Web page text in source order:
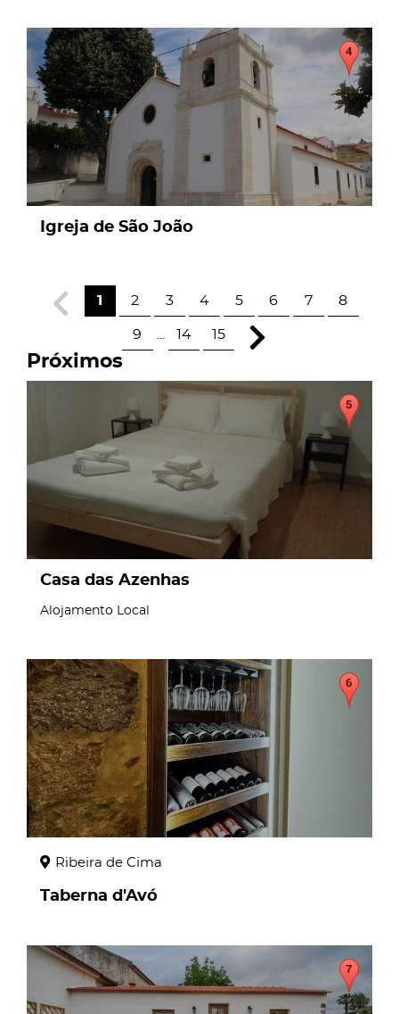
page
Igreja de São João
1 2 3 4 5 6 7 8
9 14 15
Próximos
Casa das Azenhas
Alojamento Local
page
Ribeira de Cima
Taberna d'Avó
page